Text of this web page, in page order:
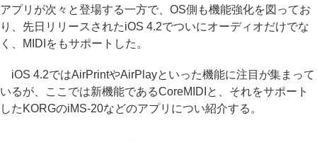
アプリが次々と登場する一方で、OS側も機能強化を図ってお
り、先日リリースされたiOS 4.2でついにオーディオだけでな
く、MIDIをもサポートした。
iOS 4.2ではAirPrintやAirPlayといった機能に注目が集まって
いるが、ここでは新機能であるCoreMIDIと、それをサポート
したKORGのiMS-20などのアプリについ紹介する。